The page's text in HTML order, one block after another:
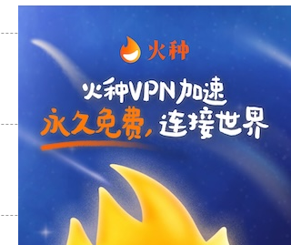
支持 [0] 反对 [0]
支持